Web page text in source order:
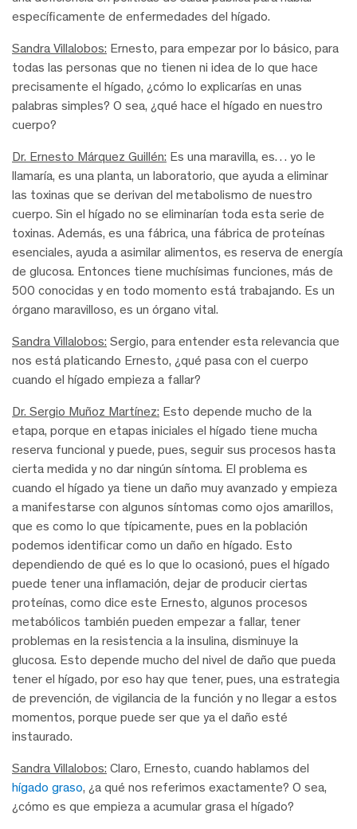
específicamente de enfermedades del hígado.
Sandra Villalobos: Ernesto, para empezar por lo básico, para
todas las personas que no tienen ni idea de lo que hace
precisamente el hígado, ¿cómo lo explicarías en unas
palabras simples? O sea, ¿qué hace el hígado en nuestro
cuerpo?
Dr. Ernesto Márquez Guillén: Es una maravilla, es… yo le
llamaría, es una planta, un laboratorio, que ayuda a eliminar
las toxinas que se derivan del metabolismo de nuestro
cuerpo. Sin el hígado no se eliminarían toda esta serie de
toxinas. Además, es una fábrica, una fábrica de proteínas
esenciales, ayuda a asimilar alimentos, es reserva de energía
de glucosa. Entonces tiene muchísimas funciones, más de
500 conocidas y en todo momento está trabajando. Es un
órgano maravilloso, es un órgano vital.
Sandra Villalobos: Sergio, para entender esta relevancia que
nos está platicando Ernesto, ¿qué pasa con el cuerpo
cuando el hígado empieza a fallar?
Dr. Sergio Muñoz Martínez: Esto depende mucho de la
etapa, porque en etapas iniciales el hígado tiene mucha
reserva funcional y puede, pues, seguir sus procesos hasta
cierta medida y no dar ningún síntoma. El problema es
cuando el hígado ya tiene un daño muy avanzado y empieza
a manifestarse con algunos síntomas como ojos amarillos,
que es como lo que típicamente, pues en la población
podemos identificar como un daño en hígado. Esto
dependiendo de qué es lo que lo ocasionó, pues el hígado
puede tener una inflamación, dejar de producir ciertas
proteínas, como dice este Ernesto, algunos procesos
metabólicos también pueden empezar a fallar, tener
problemas en la resistencia a la insulina, disminuye la
glucosa. Esto depende mucho del nivel de daño que pueda
tener el hígado, por eso hay que tener, pues, una estrategia
de prevención, de vigilancia de la función y no llegar a estos
momentos, porque puede ser que ya el daño esté
instaurado.
Sandra Villalobos: Claro, Ernesto, cuando hablamos del
hígado graso, ¿a qué nos referimos exactamente? O sea,
¿cómo es que empieza a acumular grasa el hígado?